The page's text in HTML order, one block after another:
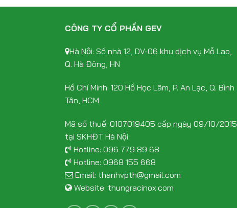
CÔNG TY CỔ PHẦN GEV
Hà Nội: Số nhà 12, DV-06 khu dịch vụ Mỗ Lao,
Q. Hà Đông, HN
Hồ Chí Minh: 120 Hồ Học Lãm, P. An Lạc, Q. Bình
Tân, HCM
Mã số thuế: 0107019405 cấp ngày 09/10/2015
tại SKHĐT Hà Nội
Hotline: 096 779 89 68
Hotline: 0968 155 668
Email: thanhvpth@gmail.com
Website: thungracinox.com